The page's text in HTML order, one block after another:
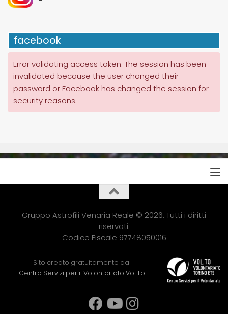
facebook
Error validating access token: The session has been
invalidated because the user changed their
password or Facebook has changed the session for
security reasons.
Gruppo Astrofili Venaria Reale © 2026. Tutti i diritti
riservati.
Codice Fiscale 97748050016
Sito creato gratuitamente dal
Centro Servizi per il Volontariato Vol.To